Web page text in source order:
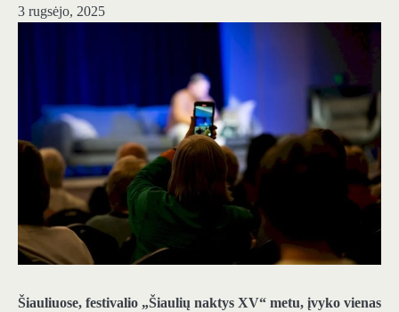
3 rugsėjo, 2025
Šiauliuose, festivalio „Šiaulių naktys XV“ metu, įvyko vienas